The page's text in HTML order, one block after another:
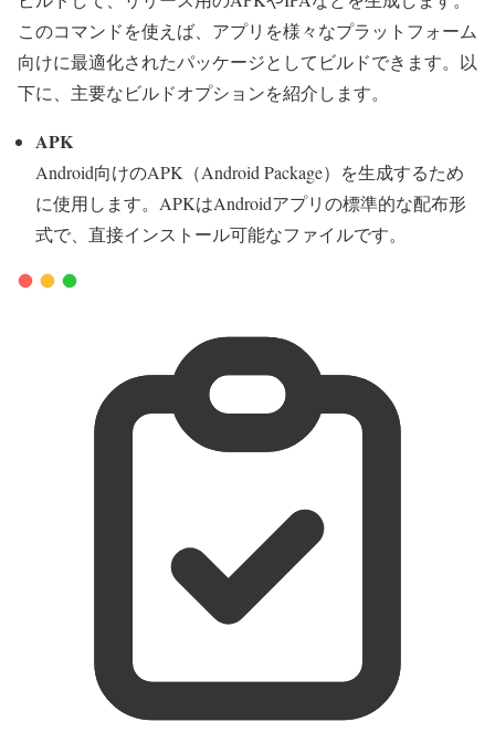
このコマンドを使えば、アプリを様々なプラットフォーム
向けに最適化されたパッケージとしてビルドできます。以
下に、主要なビルドオプションを紹介します。
APK
Android向けのAPK（Android Package）を生成するため
に使用します。APKはAndroidアプリの標準的な配布形
式で、直接インストール可能なファイルです。